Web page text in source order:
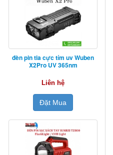
đèn pin tia cực tím uv Wuben
X2Pro UV 365nm
Liên hệ
Đặt Mua